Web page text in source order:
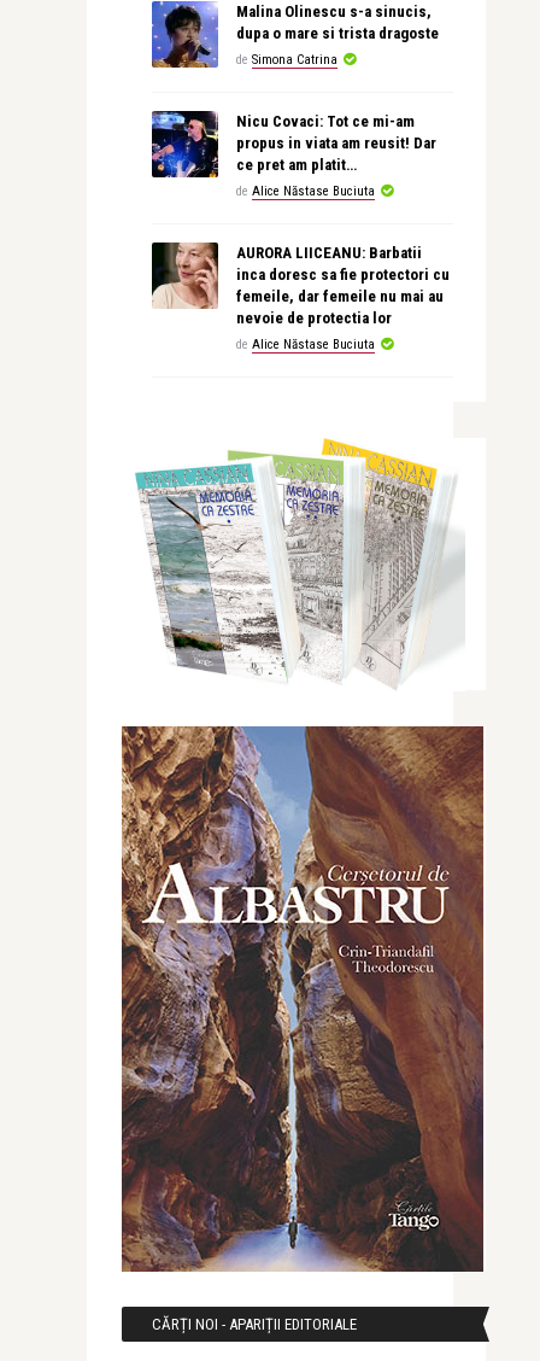
Malina Olinescu s-a sinucis,
dupa o mare si trista dragoste
de Simona Catrina
Nicu Covaci: Tot ce mi-am
propus in viata am reusit! Dar
ce pret am platit…
de Alice Năstase Buciuta
AURORA LIICEANU: Barbatii
inca doresc sa fie protectori cu
femeile, dar femeile nu mai au
nevoie de protectia lor
de Alice Năstase Buciuta
CĂRȚI NOI - APARIȚII EDITORIALE